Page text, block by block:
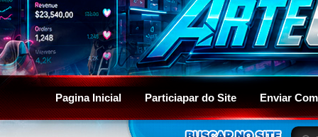
Pagina Inicial Particiapar do Site Enviar